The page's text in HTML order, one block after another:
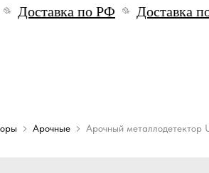
по РФ Доставка по РФ
Арочные